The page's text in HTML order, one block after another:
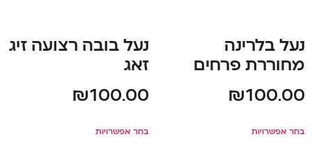
נעל בלרינה
מחוררת פרחים
₪100.00
בחר אפשרויות
נעל בובה רצועה זיג
זאג
₪100.00
בחר אפשרויות